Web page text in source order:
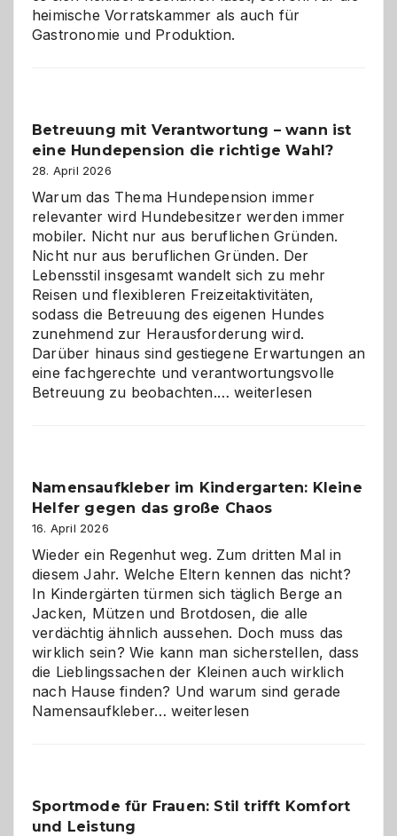
heimische Vorratskammer als auch für
Gastronomie und Produktion.
Betreuung mit Verantwortung – wann ist
eine Hundepension die richtige Wahl?
28. April 2026
Warum das Thema Hundepension immer
relevanter wird Hundebesitzer werden immer
mobiler. Nicht nur aus beruflichen Gründen.
Nicht nur aus beruflichen Gründen. Der
Lebensstil insgesamt wandelt sich zu mehr
Reisen und flexibleren Freizeitaktivitäten,
sodass die Betreuung des eigenen Hundes
zunehmend zur Herausforderung wird.
Darüber hinaus sind gestiegene Erwartungen an
eine fachgerechte und verantwortungsvolle
Betreuung zu beobachten.…Betreuung
ist
eine
Wahl?
weiterlesen
Namensaufkleber im Kindergarten: Kleine
Helfer gegen das große Chaos
16. April 2026
Wieder ein Regenhut weg. Zum dritten Mal in
diesem Jahr. Welche Eltern kennen das nicht?
In Kindergärten türmen sich täglich Berge an
Jacken, Mützen und Brotdosen, die alle
verdächtig ähnlich aussehen. Doch muss das
wirklich sein? Wie kann man sicherstellen, dass
die Lieblingssachen der Kleinen auch wirklich
nach Hause finden? Und warum sind gerade
Namensaufkleber…Namensaufkleber
gegen
weiterlesen
Sportmode für Frauen: Stil trifft Komfort
und Leistung